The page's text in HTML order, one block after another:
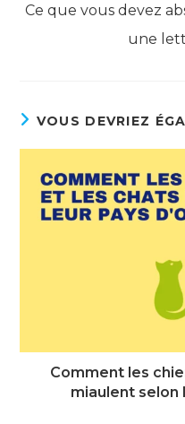
Ce que vous devez
une
VOUS DEVRIEZ
Comment les
miaulent selon